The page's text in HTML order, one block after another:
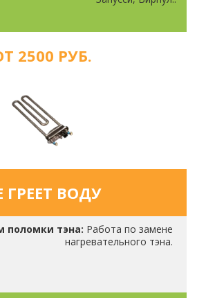
2500 РУБ.
ГРЕЕТ ВОДУ
поломки тэна: Работа по замене
нагревательного тэна.